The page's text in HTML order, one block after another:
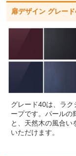
扉デザイン グレー
グレード40は、ラ
ープです。パールの
と、天然木の風合い
いただけます。